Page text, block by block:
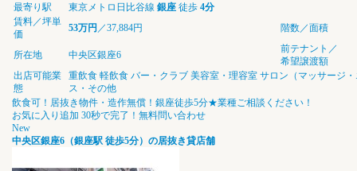
最寄り駅
東京メトロ日比谷線 銀座 徒歩 4分
賃料／坪単
価
53万円 ／37,884円 階数／面積
所在地 中央区銀座6
前テナント／
希望譲渡額
出店可能業
態
重飲食 軽飲食 バー・クラブ 美容室・理容室 サロン（マッサージ
ス・その他
飲食可！居抜き物件・造作無償！銀座徒歩5分★業種ご相談ください！
お気に入り追加 30秒で完了！無料問い合わせ
New
中央区銀座6（銀座駅 徒歩5分）の居抜き貸店舗